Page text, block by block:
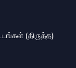
(திருத்த)